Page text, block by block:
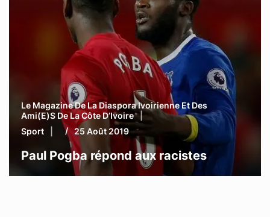
Le Magazine De La Diaspora Ivoirienne Et Des
Ami(e)s De La Côte D’Ivoire
Sport
25 Août 2019
Paul Pogba répond aux racistes